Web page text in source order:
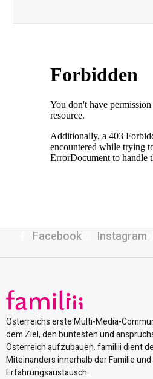
Facebook Instagram
Österreichs erste Multi-Media-
dem Ziel, den buntesten und
Österreich aufzubauen. familiii dient
Miteinanders innerhalb der Familie
Erfahrungsaustausch.